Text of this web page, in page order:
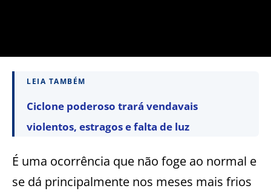
LEIA TAMBÉM
Ciclone poderoso trará vendavais
violentos, estragos e falta de luz
É uma ocorrência que não foge ao normal e
se dá principalmente nos meses mais frios